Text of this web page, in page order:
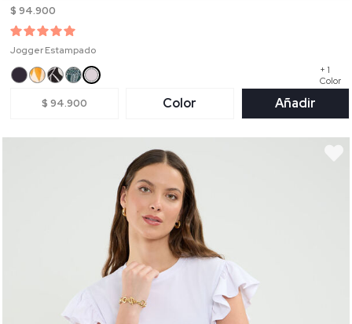
$ 94.900
Jogger Estampado
+ 1
Color
$ 94.900 Color Añadir